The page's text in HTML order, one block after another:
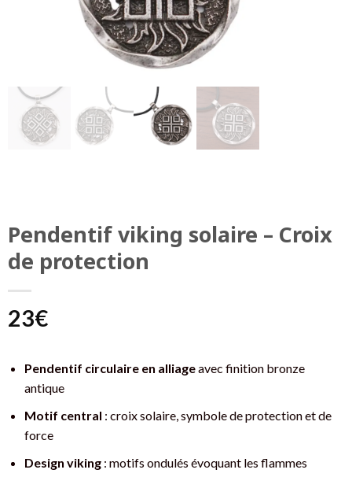
Pendentif viking solaire – Croix
de protection
23€
Pendentif circulaire en alliageavec finition bronze
antique
Motif central : croix solaire, symbole de protection et de
force
Design viking: motifs ondulés évoquant les flammes